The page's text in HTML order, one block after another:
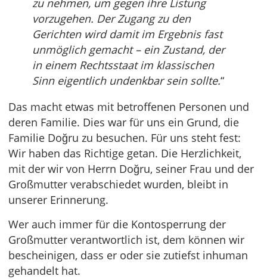
zu nehmen, um gegen ihre Listung
vorzugehen. Der Zugang zu den
Gerichten wird damit im Ergebnis fast
unmöglich gemacht – ein Zustand, der
in einem Rechtsstaat im klassischen
Sinn eigentlich undenkbar sein sollte.“
Das macht etwas mit betroffenen Personen und
deren Familie. Dies war für uns ein Grund, die
Familie Doğru zu besuchen. Für uns steht fest:
Wir haben das Richtige getan. Die Herzlichkeit,
mit der wir von Herrn Doğru, seiner Frau und der
Großmutter verabschiedet wurden, bleibt in
unserer Erinnerung.
Wer auch immer für die Kontosperrung der
Großmutter verantwortlich ist, dem können wir
bescheinigen, dass er oder sie zutiefst inhuman
gehandelt hat.